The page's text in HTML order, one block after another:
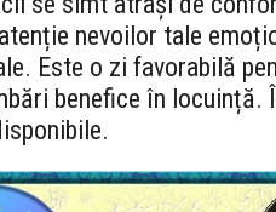
nevoilor tale
Este o zi favorabilă
benefice în locuință.